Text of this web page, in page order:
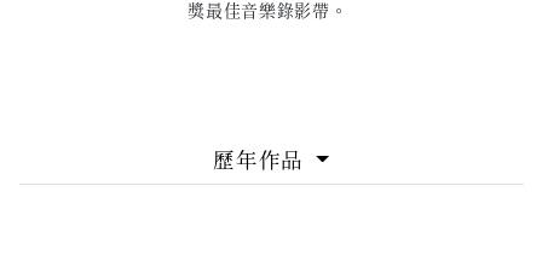
獎最佳音樂錄影帶。
歷年作品